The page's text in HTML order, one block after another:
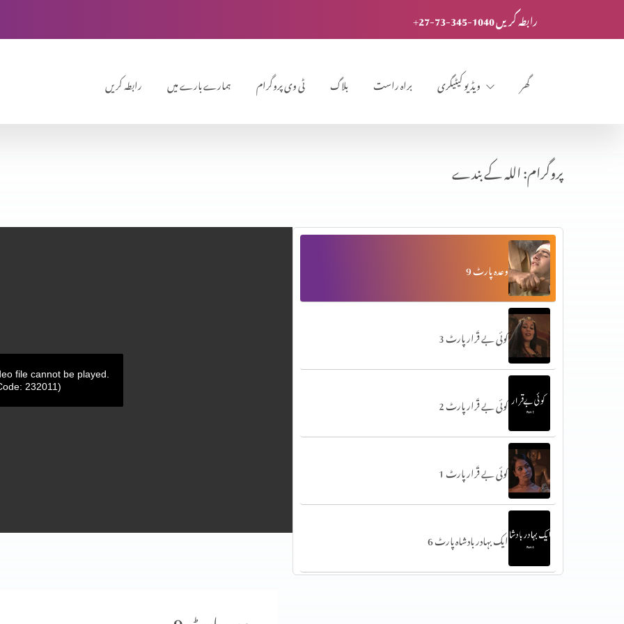
+27-73-345-1040 رابطہ کریں
رابطہ کریں ہمارے بارے میں ٹی وی پروگرام بلاگ براہ راست ویڈیو کیٹیگری گھر
پروگرام: اللہ کے بندے
file cannot be played.
232011)
وعدہ پارٹ 9
کوئی بے قَرار پارٹ 3
کوئی بے قَرار پارٹ 2
کوئی بے قَرار پارٹ 1
ایک بہادر بادشاہ پارٹ 6